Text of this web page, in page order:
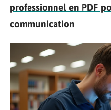
professionnel en PDF
communication